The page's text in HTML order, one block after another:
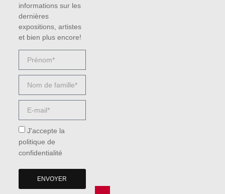
informations sur les
dernières
expositions, artistes
et bien plus encore!
J'accepte la
politique de
confidentialité
ENVOYER